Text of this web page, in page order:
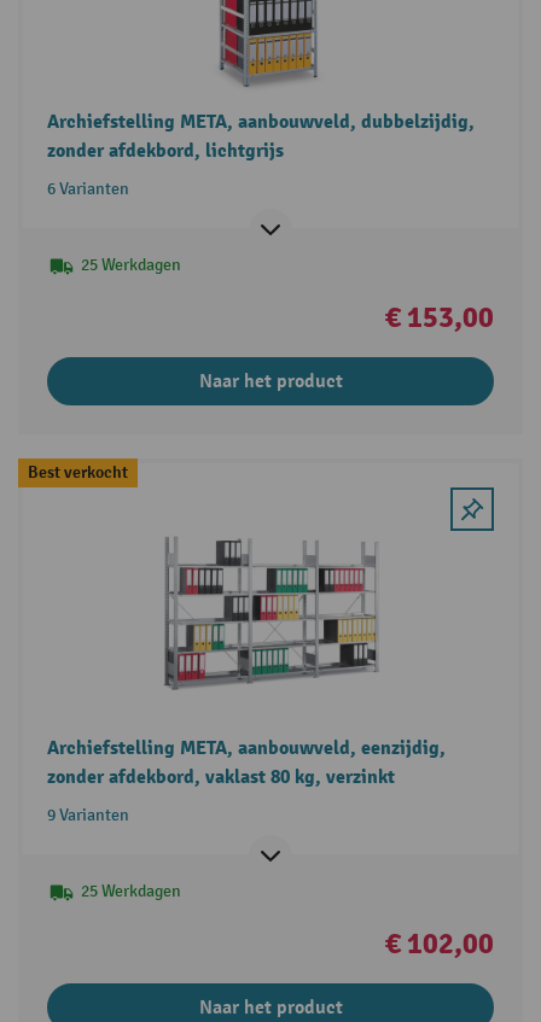
Archiefstelling META, aanbouwveld, dubbelzijdig,
zonder afdekbord, lichtgrijs
6 Varianten
25 Werkdagen
€ 153,00
Naar het product
Best verkocht
Archiefstelling META, aanbouwveld, eenzijdig,
zonder afdekbord, vaklast 80 kg, verzinkt
9 Varianten
25 Werkdagen
€ 102,00
Naar het product